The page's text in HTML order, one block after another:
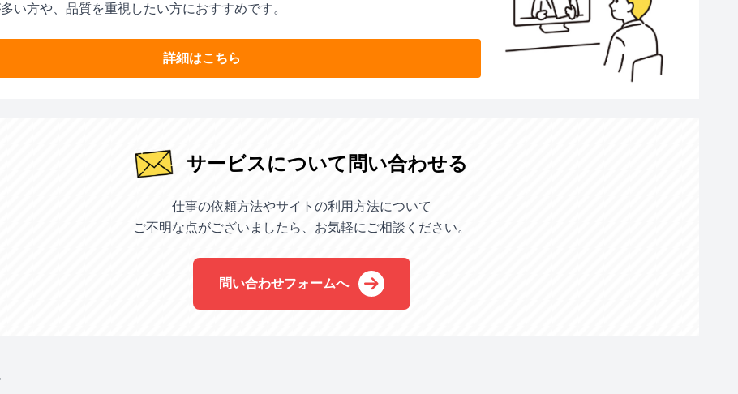
い方や、品質を重視したい方におすすめです。
詳細はこちら
サービスについて問い合わせる
仕事の依頼方法やサイトの利用方法について
ご不明な点がございましたら、お気軽にご相談ください。
問い合わせフォームへ